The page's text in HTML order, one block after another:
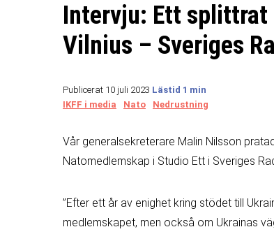
Intervju: Ett splittrat
Vilnius – Sveriges
Publicerat 10 juli 2023
IKFF i media
Nato Nedrustning
Vår generalsekreterare Malin Nilsson
Natomedlemskap i Studio Ett i Sveriges
”Efter ett år av enighet kring stödet till
medlemskapet, men också om Ukrainas